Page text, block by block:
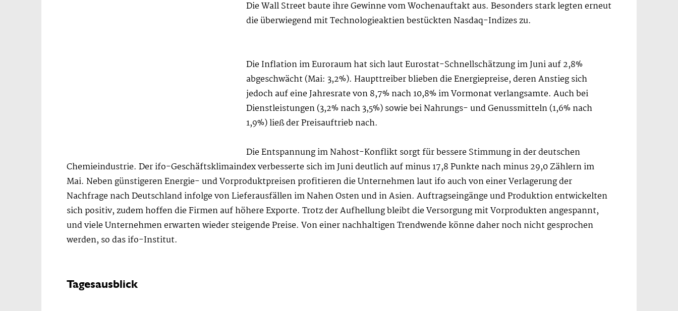
Die Wall Street baute ihre Gewinne vom Wochenauftakt aus. Besonders stark legten erneut
die überwiegend mit Technologieaktien bestückten Nasdaq-Indizes zu.
Die Inflation im Euroraum hat sich laut Eurostat-Schnellschätzung im Juni auf 2,8%
abgeschwächt (Mai: 3,2%). Haupttreiber blieben die Energiepreise, deren Anstieg sich
jedoch auf eine Jahresrate von 8,7% nach 10,8% im Vormonat verlangsamte. Auch bei
Dienstleistungen (3,2% nach 3,5%) sowie bei Nahrungs- und Genussmitteln (1,6% nach
1,9%) ließ der Preisauftrieb nach.
Die Entspannung im Nahost-Konflikt sorgt für bessere Stimmung in der deutschen
Chemieindustrie. Der ifo-Geschäftsklimaindex verbesserte sich im Juni deutlich auf minus 17,8 Punkte nach minus 29,0 Zählern im
Mai. Neben günstigeren Energie- und Vorproduktpreisen profitieren die Unternehmen laut ifo auch von einer Verlagerung der
Nachfrage nach Deutschland infolge von Lieferausfällen im Nahen Osten und in Asien. Auftragseingänge und Produktion entwickelten
sich positiv, zudem hoffen die Firmen auf höhere Exporte. Trotz der Aufhellung bleibt die Versorgung mit Vorprodukten angespannt,
und viele Unternehmen erwarten wieder steigende Preise. Von einer nachhaltigen Trendwende könne daher noch nicht gesprochen
werden, so das ifo-Institut.
Tagesausblick